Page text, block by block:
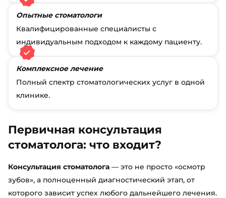
Опытные стоматологи
Квалифицированные специалисты с
индивидуальным подходом к каждому пациенту.
Комплексное лечение
Полный спектр стоматологических услуг в одной
клинике.
Первичная консультация
стоматолога: что входит?
Консультация стоматолога — это не просто «осмотр
зубов», а полноценный диагностический этап, от
которого зависит успех любого дальнейшего лечения.